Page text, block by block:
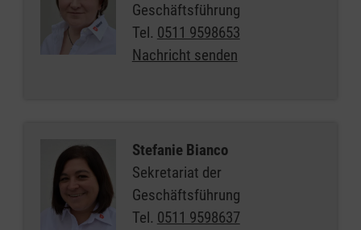
Geschäftsführung
Tel. 0511 9598653
Nachricht senden
Stefanie Bianco
Sekretariat der
Geschäftsführung
Tel. 0511 9598637